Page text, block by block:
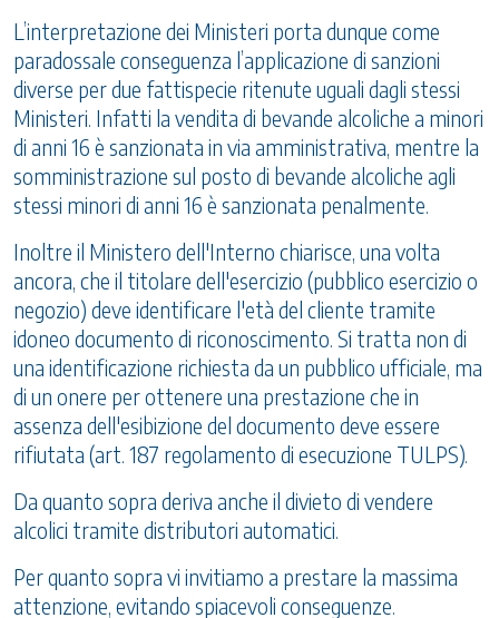
L’interpretazione dei Ministeri porta dunque come
paradossale conseguenza l’applicazione di sanzioni
diverse per due fattispecie ritenute uguali dagli stessi
Ministeri. Infatti la vendita di bevande alcoliche a minori
di anni 16 è sanzionata in via amministrativa, mentre la
somministrazione sul posto di bevande alcoliche agli
stessi minori di anni 16 è sanzionata penalmente.
Inoltre il Ministero dell'Interno chiarisce, una volta
ancora, che il titolare dell'esercizio (pubblico esercizio o
negozio) deve identificare l'età del cliente tramite
idoneo documento di riconoscimento. Si tratta non di
una identificazione richiesta da un pubblico ufficiale, ma
di un onere per ottenere una prestazione che in
assenza dell'esibizione del documento deve essere
rifiutata (art. 187 regolamento di esecuzione TULPS).
Da quanto sopra deriva anche il divieto di vendere
alcolici tramite distributori automatici.
Per quanto sopra vi invitiamo a prestare la massima
attenzione, evitando spiacevoli conseguenze.